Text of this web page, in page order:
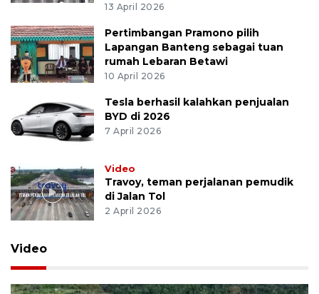
13 April 2026
Pertimbangan Pramono pilih
Lapangan Banteng sebagai tuan
rumah Lebaran Betawi
10 April 2026
Tesla berhasil kalahkan penjualan
BYD di 2026
7 April 2026
Video
Travoy, teman perjalanan pemudik
di Jalan Tol
2 April 2026
Video